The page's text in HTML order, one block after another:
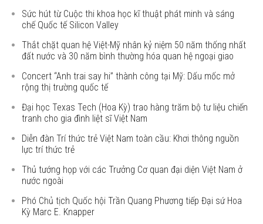
Sức hút từ Cuộc thi khoa học kĩ thuật phát minh và sáng
chế Quốc tế Silicon Valley
Thắt chặt quan hệ Việt-Mỹ nhân kỷ niệm 50 năm thống nhất
đất nước và 30 năm bình thường hóa quan hệ ngoại giao
Concert “Anh trai say hi” thành công tại Mỹ: Dấu mốc mở
rộng thị trường quốc tế
Đại học Texas Tech (Hoa Kỳ) trao hàng trăm bộ tư liệu chiến
tranh cho gia đình liệt sĩ Việt Nam
Diễn đàn Trí thức trẻ Việt Nam toàn cầu: Khơi thông nguồn
lực trí thức trẻ
Thủ tướng họp với các Trưởng Cơ quan đại diện Việt Nam ở
nước ngoài
Phó Chủ tịch Quốc hội Trần Quang Phương tiếp Đại sứ Hoa
Kỳ Marc E. Knapper